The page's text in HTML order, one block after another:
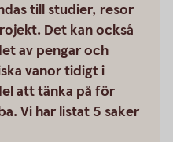
till studier, resor
Det kan också
av pengar och
vanor tidigt i
att tänka på för
Vi har listat 5 saker